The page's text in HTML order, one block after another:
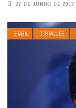
27 DE JUNHO DE 2017
BRASIL DESTAQUES